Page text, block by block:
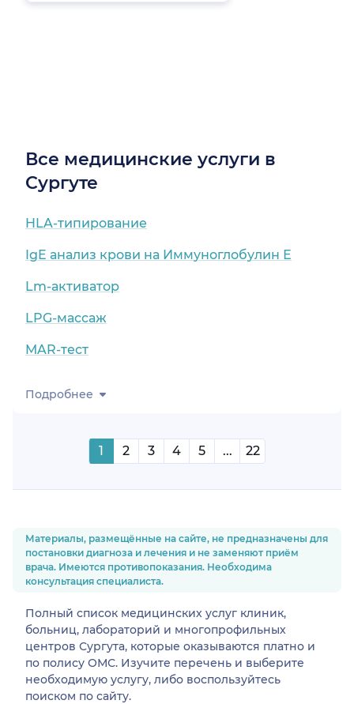
Все медицинские услуги в
Сургуте
HLA-типирование
IgE анализ крови на Иммуноглобулин Е
Lm-активатор
LPG-массаж
MAR-тест
Подробнее
1 2 3 4 5 ... 22
Материалы, размещённые на сайте, не предназначены для
постановки диагноза и лечения и не заменяют приём
врача. Имеются противопоказания. Необходима
консультация специалиста.
Полный список медицинских услуг клиник,
больниц, лабораторий и многопрофильных
центров Сургута, которые оказываются платно и
по полису ОМС. Изучите перечень и выберите
необходимую услугу, либо воспользуйтесь
поиском по сайту.